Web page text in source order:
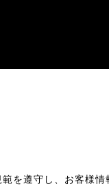
を遵守し、お客様情